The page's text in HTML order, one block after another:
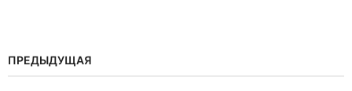
ПРЕДЫДУЩАЯ